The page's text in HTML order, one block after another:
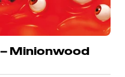
Minionwood